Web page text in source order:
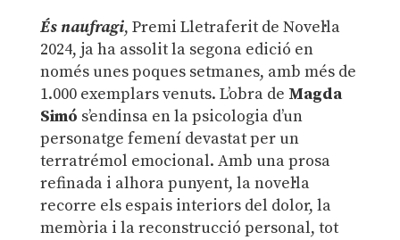
És naufragi, Premi Lletraferit de Novel·la
2024, ja ha assolit la segona edició en
només unes poques setmanes, amb més de
1.000 exemplars venuts. L’obra de Magda
Simó s’endinsa en la psicologia d’un
personatge femení devastat per un
terratrémol emocional. Amb una prosa
refinada i alhora punyent, la novel·la
recorre els espais interiors del dolor, la
memòria i la reconstrucció personal, tot